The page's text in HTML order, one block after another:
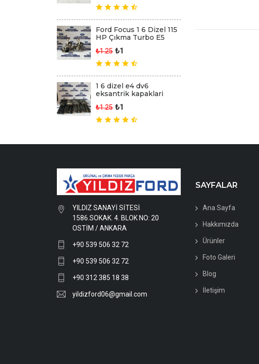
Ford Focus 1 6 Dizel 115
HP Çıkma Turbo E5
₺1.25 ₺1
1 6 dizel e4 dv6
eksantrik kapaklari
₺1.25 ₺1
YILDIZ SANAYİ SİTESİ
1586.SOKAK. 4. BLOK NO: 20
OSTİM / ANKARA
+90 539 506 32 72
+90 539 506 32 72
+90 312 385 18 38
yildizford06@gmail.com
SAYFALAR
Ana Sayfa
Hakkımızda
Ürünler
Foto Galeri
Blog
İletişim